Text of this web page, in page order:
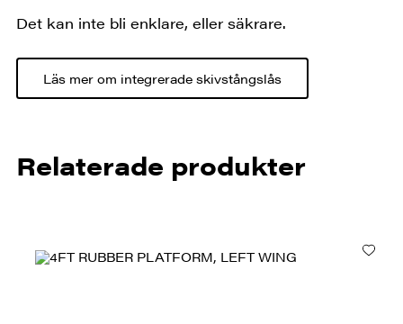
Det kan inte bli enklare, eller säkrare.
Läs mer om integrerade skivstångslås
Relaterade produkter